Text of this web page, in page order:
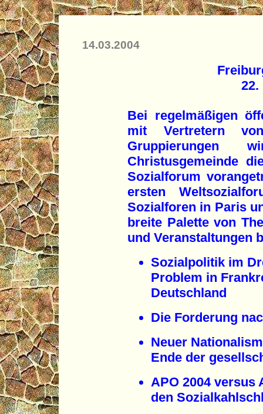
14.03.2004
22.
Bei regelmäßigen
mit Vertretern
Christusgemeinde
Sozialforum
ersten
Sozialforen in Paris
breite Palette von
und Veranstaltungen
Sozialpolitik im
Problem in
Deutschland
Die Forderung
Neuer
Ende der
APO 2004 versus
den